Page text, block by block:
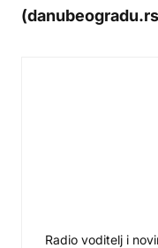
Radio voditelj i